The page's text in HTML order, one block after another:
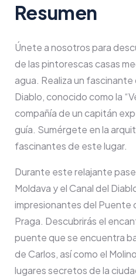
Resumen
Únete a nosotros para
de las pintorescas casas
agua. Realiza un
Diablo, conocido como la
compañía de un capitán
guía. Sumérgete en la
fascinantes de este lugar.
Durante este relajante
Moldava y el Canal del
impresionantes del Puente
Praga. Descubrirás el
puente que se encuentra
de Carlos, así como el
lugares secretos de la